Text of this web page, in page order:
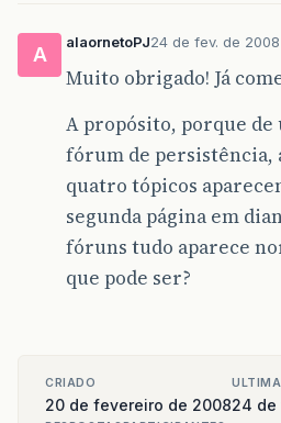
A
alaornetoPJ24 de fev. de 2008
Muito obrigado! Já
A propósito, porque de
fórum de persistência,
quatro tópicos
segunda página em
fóruns tudo aparece
que pode ser?
CRIADO
20 de fevereiro de 200824 de